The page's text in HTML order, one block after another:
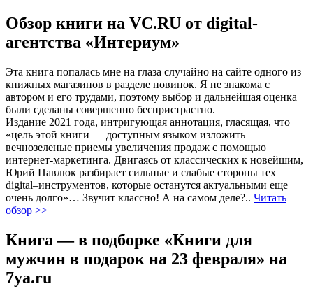
Обзор книги на VC.RU от digital-
агентства «Интериум»
Эта книга попалась мне на глаза случайно на сайте одного из
книжных магазинов в разделе новинок. Я не знакома с
автором и его трудами, поэтому выбор и дальнейшая оценка
были сделаны совершенно беспристрастно.
Издание 2021 года, интригующая аннотация, гласящая, что
«цель этой книги — доступным языком изложить
вечнозеленые приемы увеличения продаж с помощью
интернет-маркетинга. Двигаясь от классических к новейшим,
Юрий Павлюк разбирает сильные и слабые стороны тех
digital–инструментов, которые останутся актуальными еще
очень долго»… Звучит классно! А на самом деле?.. Читать
обзор >>
Книга — в подборке «Книги для
мужчин в подарок на 23 февраля» на
7ya.ru